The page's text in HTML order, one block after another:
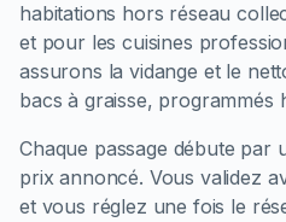
habitations hors réseau
et pour les cuisines
assurons la vidange et le
bacs à graisse,
Chaque passage débute par
prix annoncé. Vous validez
et vous réglez une fois le